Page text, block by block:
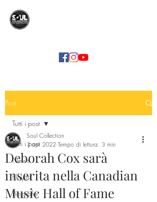
Post
Tutti i post
News
Playlist
Biografie
Tutti i post
Deborah Cox sarà
inserita nella Canadian
Music Hall of Fame
Soul Collection
3 apr 2022 Tempo di lettura: 3 min